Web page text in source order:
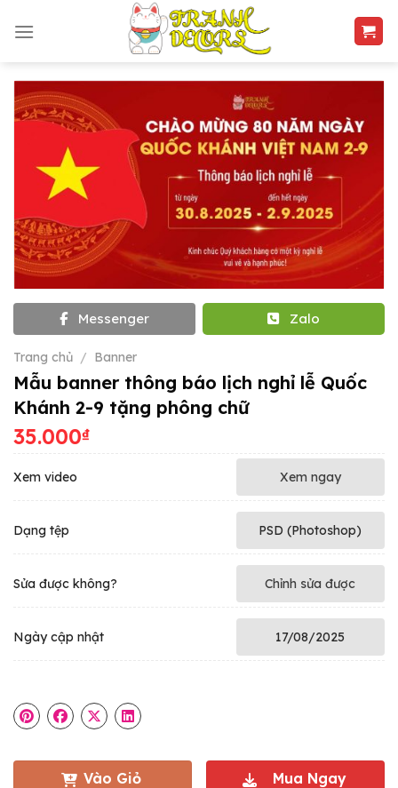
Messenger Zalo
Trang chủ / Banner
Mẫu banner thông báo lịch nghỉ lễ Quốc
Khánh 2-9 tặng phông chữ
35.000₫
Xem video Xem ngay
Dạng tệp PSD (Photoshop)
Sửa được không? Chỉnh sửa được
Ngày cập nhật 17/08/2025
Vào Giỏ Mua Ngay